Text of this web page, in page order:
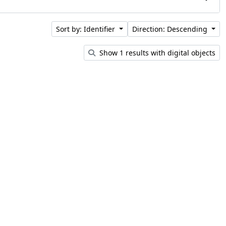
Sort by: Identifier Direction: Descending
Show 1 results with digital objects